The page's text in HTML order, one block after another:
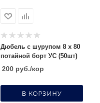
Дюбель с шурупом 8 х 80
потайной борт УС (50шт)
200 руб./кор
В КОРЗИНУ